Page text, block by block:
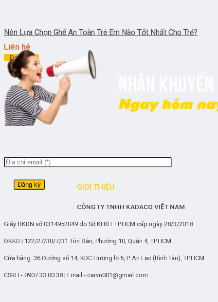
Nên Lựa Chọn Ghế An Toàn Trẻ Em Nào Tốt Nhất Cho Trẻ?
Liên hệ
Đọc tiếp
GIỚI THIỆU
CÔNG TY TNHH KADACO VIỆT NAM
Giấy ĐKDN số 0314952049 do Sở KHĐT TP.HCM cấp ngày 28/3/2018
ĐKKD | 122/27/30/7/31 Tôn Đản, Phường 10, Quận 4, TP.HCM
Cửa hàng: 36 Đường số 14, KDC Hương lộ 5, P. An Lạc (Bình Tân), TP.HCM
CSKH - 0907 33 00 38 | Email - carvn001@gmail.com